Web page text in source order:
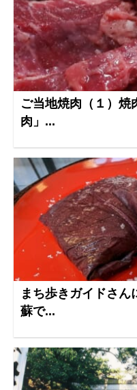
ご当地焼肉（１）焼
肉」...
まち歩きガイドさ
蘇で...